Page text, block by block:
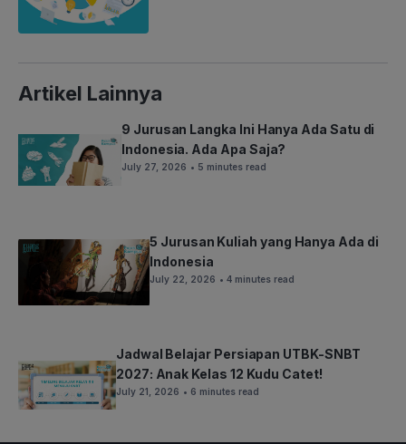
Artikel Lainnya
9 Jurusan Langka Ini Hanya Ada Satu di
Indonesia. Ada Apa Saja?
July 27, 2026 • 5 minutes read
5 Jurusan Kuliah yang Hanya Ada di
Indonesia
July 22, 2026 • 4 minutes read
Jadwal Belajar Persiapan UTBK-SNBT
2027: Anak Kelas 12 Kudu Catet!
July 21, 2026 • 6 minutes read